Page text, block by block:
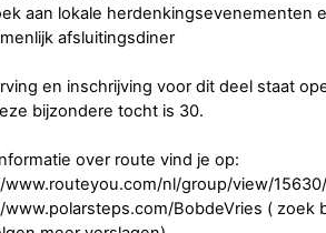
aan lokale herdenkingsevenementen
afsluitingsdiner
en inschrijving voor dit deel staat
bijzondere tocht is 30.
over route vind je op:
www.routeyou.com/nl/group/view/
BobdeVries ( zoek